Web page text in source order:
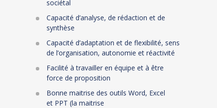
sociétal
Capacité d’analyse, de rédaction et de
synthèse
Capacité d’adaptation et de flexibilité, sens
de l’organisation, autonomie et réactivité
Facilité à travailler en équipe et à être
force de proposition
Bonne maitrise des outils Word, Excel
et PPT (la maitrise